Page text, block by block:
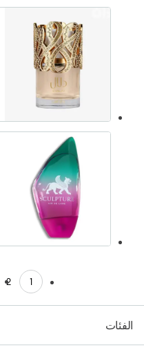
1
2
الفئات